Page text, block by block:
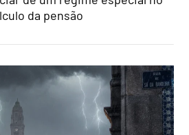
da pensão